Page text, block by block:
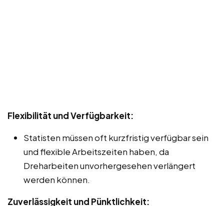
Flexibilität und Verfügbarkeit:
Statisten müssen oft kurzfristig verfügbar sein
und flexible Arbeitszeiten haben, da
Dreharbeiten unvorhergesehen verlängert
werden können.
Zuverlässigkeit und Pünktlichkeit: